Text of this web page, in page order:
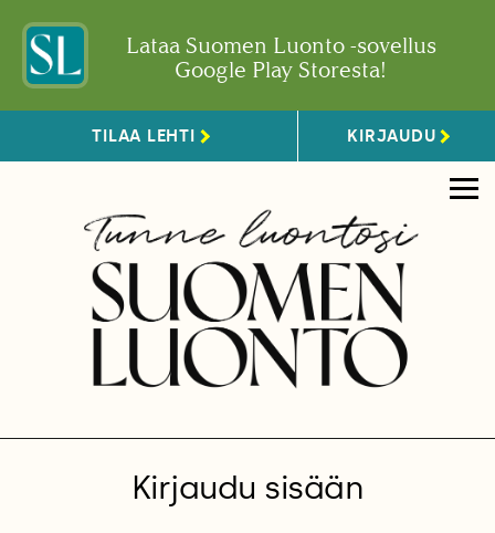
Lataa Suomen Luonto -sovellus
Google Play Storesta!
TILAA LEHTI KIRJAUDU
Kirjaudu sisään